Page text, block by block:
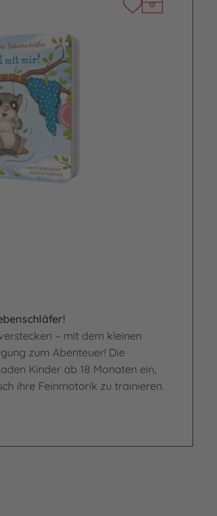
– mit dem kleinen
zum Abenteuer! Die
Kinder ab 18 Monaten ein,
ihre Feinmotorik zu trainieren.